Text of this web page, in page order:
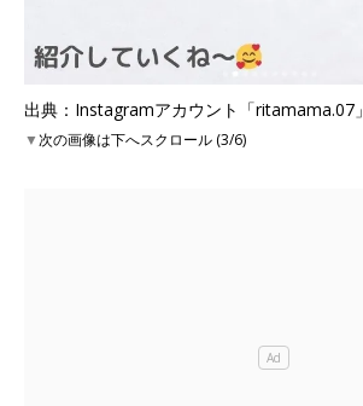
出典：Instagramアカウント「ritamama.07」
▼次の画像は下へスクロール (3/6)